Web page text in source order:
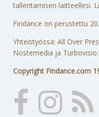
tallentamisen laitteellesi.
Findance on perustettu
Yhteistyössä: All Over
Nostemedia ja
Copyright Findance.com